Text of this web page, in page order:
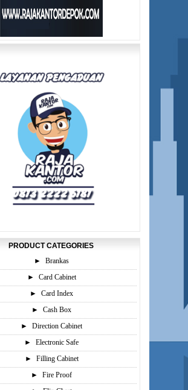
PRODUCT CATEGORIES
►
Brankas
►
Card Cabinet
►
Card Index
►
Cash Box
►
Direction Cabinet
►
Electronic Safe
►
Filling Cabinet
►
Fire Proof